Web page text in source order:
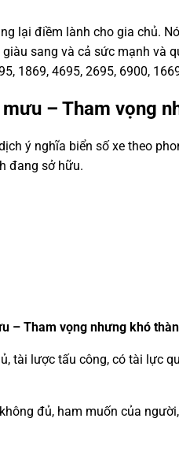
lại điềm lành cho gia chủ.
sang và cả sức mạnh và
1869, 4695, 2695, 6900,
– Tham vọng
ý nghĩa biển số xe theo
đang sở hữu.
– Tham vọng nhưng khó
tài lược tấu công, có tài lực
đủ, ham muốn của